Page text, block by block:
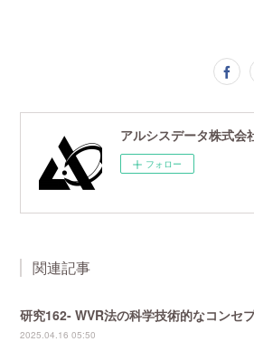
フォロー
関連記事
研究162- WVR法の科学技術的なコンセ
2025.04.16 05:50